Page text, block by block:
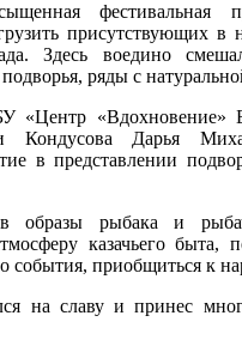
фестивальная
присутствующих в
Здесь воедино
ряды с
«Центр «Вдохновение»
Кондусова Дарья
в представлении
образы рыбака и
казачьего быта,
события, приобщиться к
на славу и принес